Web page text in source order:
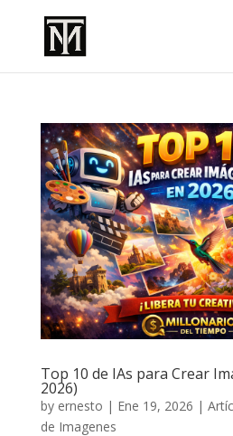
Top 10 de IAs para Crear
2026)
by ernesto | Ene 19, 2026 |
de Imagenes